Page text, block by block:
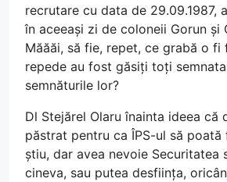
recrutare cu data de 29.09.1987,
în aceeași zi de coloneii Gorun și
Măăăi, să fie, repet, ce grabă o fi
repede au fost găsiți toți
semnăturile lor?
Dl Stejărel Olaru înainta ideea că
păstrat pentru ca ÎPS-ul să poată
știu, dar avea nevoie Securitatea
cineva, sau putea desființa,